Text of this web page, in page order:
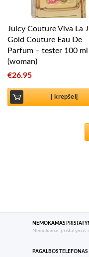
Juicy Couture Viva La
Gold Couture Eau De
Parfum – tester 100 ml
(woman)
€26.95
Į krepšelį
NEMOKAMAS
Nemokamas pristatymas
PAGALBOS TELEFONAS